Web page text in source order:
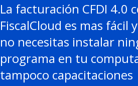
La facturación CFDI 4.0
FiscalCloud es mas fácil
no necesitas instalar
programa en tu
tampoco capacitaciones